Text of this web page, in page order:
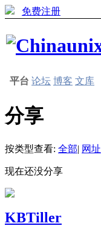
免费注册
平台 论坛 博客 文库
分享
按类型查看: 全部| 网址
现在还没分享
KBTiller